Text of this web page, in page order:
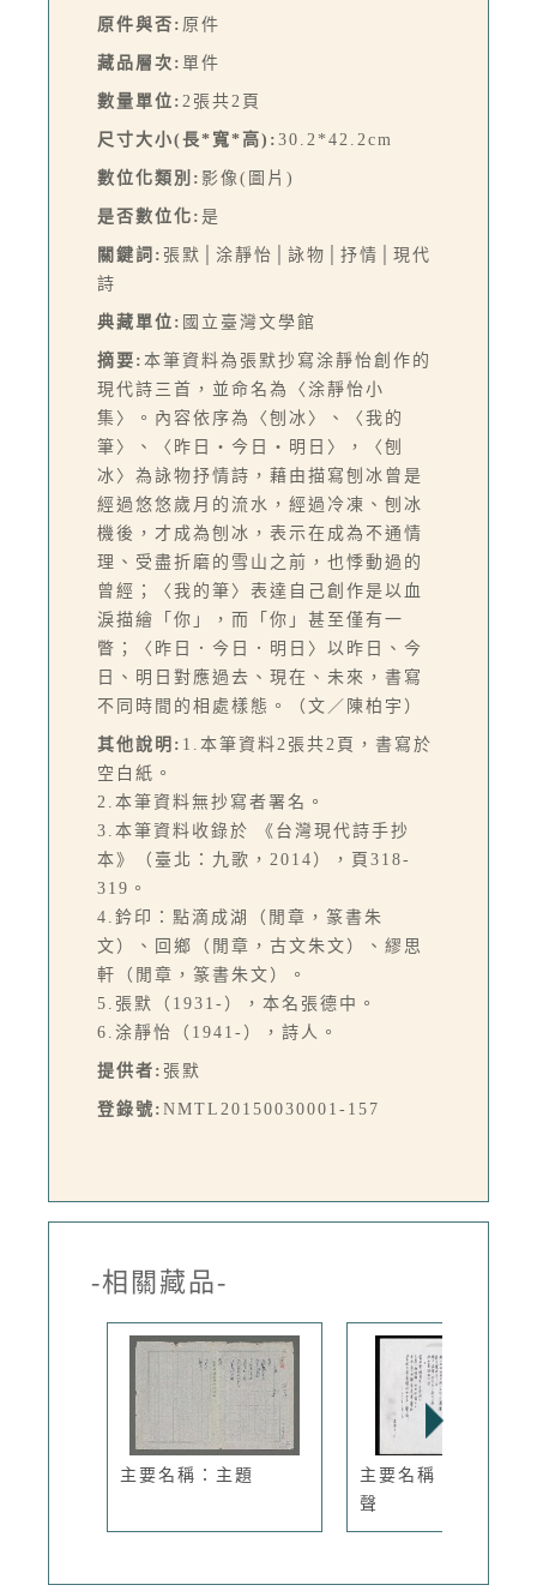
原件與否: 原件
藏品層次: 單件
數量單位: 2張共2頁
尺寸大小(長*寬*高): 30.2*42.2cm
數位化類別: 影像(圖片)
是否數位化: 是
關鍵詞: 張默│涂靜怡│詠物│抒情│現代
詩
典藏單位: 國立臺灣文學館
摘要: 本筆資料為張默抄寫涂靜怡創作的
現代詩三首，並命名為〈涂靜怡小
集〉。內容依序為〈刨冰〉、〈我的
筆〉、〈昨日‧今日‧明日〉，〈刨
冰〉為詠物抒情詩，藉由描寫刨冰曾是
經過悠悠歲月的流水，經過冷凍、刨冰
機後，才成為刨冰，表示在成為不通情
理、受盡折磨的雪山之前，也悸動過的
曾經；〈我的筆〉表達自己創作是以血
淚描繪「你」，而「你」甚至僅有一
瞥；〈昨日．今日．明日〉以昨日、今
日、明日對應過去、現在、未來，書寫
不同時間的相處樣態。（文／陳柏宇）
其他說明: 1.本筆資料2張共2頁，書寫於
空白紙。
2.本筆資料無抄寫者署名。
3.本筆資料收錄於 《台灣現代詩手抄
本》（臺北：九歌，2014），頁318-
319。
4.鈐印：點滴成湖（閒章，篆書朱
文）、回鄉（閒章，古文朱文）、繆思
軒（閒章，篆書朱文）。
5.張默（1931-），本名張德中。
6.涂靜怡（1941-），詩人。
提供者: 張默
登錄號: NMTL20150030001-157
-相關藏品-
主要名稱：主題
主要名稱：黃果樹之
聲